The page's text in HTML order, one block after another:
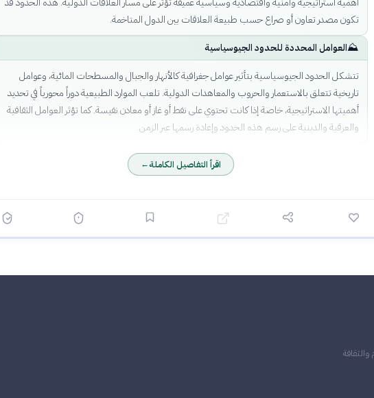
تكون مصدر تعاون أو صراع حسب طبيعة العلاقات بين الدول المتاخمة.
⛰️العوامل المحددة للحدود الجيوسياسية
تتشكل الحدود الجيوسياسية بتأثير عوامل جغرافية كالأنهار والجبال والمسطحات المائية، وعوامل
تاريخية تتعلق بالاستعمار والحروب والمعاهدات الدولية. تلعب الموارد الطبيعية دوراً محورياً في تحديد
أهميتها الاستراتيجية، خاصة إذا كانت تحتوي على نفط أو غاز أو معادن نفيسة. كما تؤثر العوامل الثقافية
والعرقية والدينية على رسم هذه الحدود وإعادة رسمها عبر الزمن.
اقرأ التفاصيل الكاملة←